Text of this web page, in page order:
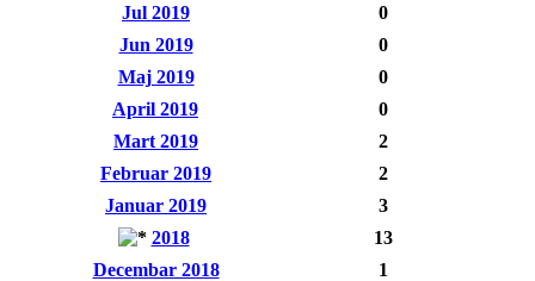
Jul 2019
0
Jun 2019
0
Maj 2019
0
April 2019
0
Mart 2019
2
Februar 2019
2
Januar 2019
3
2018
13
Decembar 2018
1